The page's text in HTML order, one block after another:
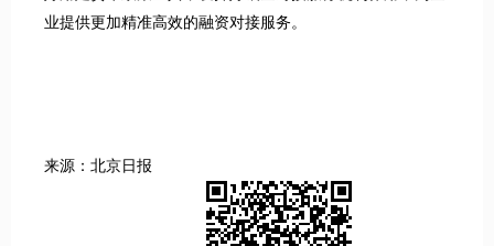
业提供更加精准高效的融资对接服务。
来源：北京日报